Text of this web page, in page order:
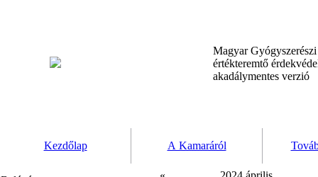
Magyar
értékteremtő
akadálymentes verzió
Kezdőlap A Kamaráról